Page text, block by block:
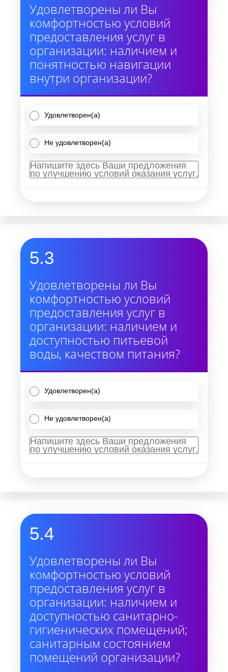
Удовлетворены ли Вы
комфортностью условий
предоставления услуг в
организации: наличием и
понятностью навигации
внутри организации?
Удовлетворен(а)
Не удовлетворен(а)
5.3
Удовлетворены ли Вы
комфортностью условий
предоставления услуг в
организации: наличием и
доступностью питьевой
воды, качеством питания?
Удовлетворен(а)
Не удовлетворен(а)
5.4
Удовлетворены ли Вы
комфортностью условий
предоставления услуг в
организации: наличием и
доступностью санитарно-
гигиенических помещений;
санитарным состоянием
помещений организации?